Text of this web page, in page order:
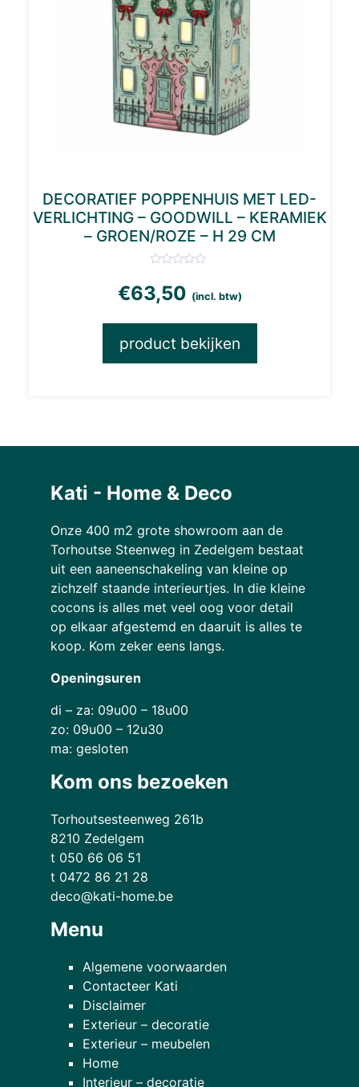
DECORATIEF POPPENHUIS MET LED-
VERLICHTING – GOODWILL – KERAMIEK
– GROEN/ROZE – H 29 CM
€63,50 (incl. btw)
product bekijken
Kati - Home & Deco
Onze 400 m2 grote showroom aan de
Torhoutse Steenweg in Zedelgem bestaat
uit een aaneenschakeling van kleine op
zichzelf staande interieurtjes. In die kleine
cocons is alles met veel oog voor detail
op elkaar afgestemd en daaruit is alles te
koop. Kom zeker eens langs.
Openingsuren
di – za: 09u00 – 18u00
zo: 09u00 – 12u30
ma: gesloten
Kom ons bezoeken
Torhoutsesteenweg 261b
8210 Zedelgem
t 050 66 06 51
t 0472 86 21 28
deco@kati-home.be
Menu
Algemene voorwaarden
Contacteer Kati
Disclaimer
Exterieur – decoratie
Exterieur – meubelen
Home
Interieur – decoratie